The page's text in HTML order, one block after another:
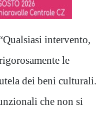
intervento,
le
dei beni culturali.
che non si